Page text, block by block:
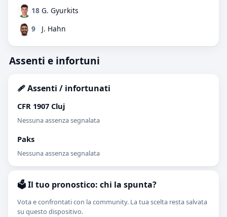
18 G. Gyurkits
9
J. Hahn
Assenti e infortuni
🩹 Assenti / infortunati
CFR 1907 Cluj
Nessuna assenza segnalata
Paks
Nessuna assenza segnalata
🗳️ Il tuo pronostico: chi la spunta?
Vota e confrontati con la community. La tua scelta resta salvata
su questo dispositivo.